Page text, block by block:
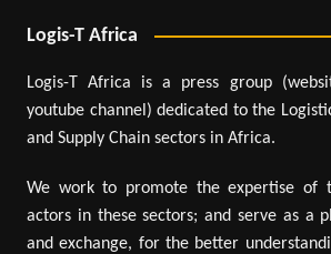
Logis-T Africa
Logis-T Africa is a press group
youtube channel) dedicated to the
and Supply Chain sectors in Africa.
We work to promote the expertise of
actors in these sectors; and serve as a
and exchange, for the better